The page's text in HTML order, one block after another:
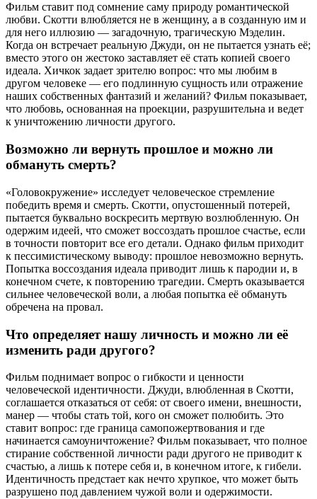
Фильм ставит под сомнение саму природу романтической
любви. Скотти влюбляется не в женщину, а в созданную им и
для него иллюзию — загадочную, трагическую Мэделин.
Когда он встречает реальную Джуди, он не пытается узнать её;
вместо этого он жестоко заставляет её стать копией своего
идеала. Хичкок задает зрителю вопрос: что мы любим в
другом человеке — его подлинную сущность или отражение
наших собственных фантазий и желаний? Фильм показывает,
что любовь, основанная на проекции, разрушительна и ведет
к уничтожению личности другого.
Возможно ли вернуть прошлое и можно ли
обмануть смерть?
«Головокружение» исследует человеческое стремление
победить время и смерть. Скотти, опустошенный потерей,
пытается буквально воскресить мертвую возлюбленную. Он
одержим идеей, что сможет воссоздать прошлое счастье, если
в точности повторит все его детали. Однако фильм приходит
к пессимистическому выводу: прошлое невозможно вернуть.
Попытка воссоздания идеала приводит лишь к пародии и, в
конечном счете, к повторению трагедии. Смерть оказывается
сильнее человеческой воли, а любая попытка её обмануть
обречена на провал.
Что определяет нашу личность и можно ли её
изменить ради другого?
Фильм поднимает вопрос о гибкости и ценности
человеческой идентичности. Джуди, влюбленная в Скотти,
соглашается отказаться от себя: от своего имени, внешности,
манер — чтобы стать той, кого он сможет полюбить. Это
ставит вопрос: где граница самопожертвования и где
начинается самоуничтожение? Фильм показывает, что полное
стирание собственной личности ради другого не приводит к
счастью, а лишь к потере себя и, в конечном итоге, к гибели.
Идентичность предстает как нечто хрупкое, что может быть
разрушено под давлением чужой воли и одержимости.